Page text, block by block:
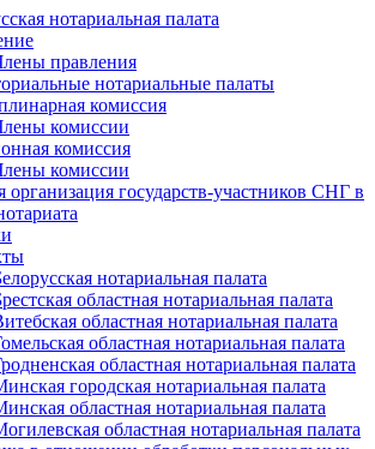
нотариальная палата
правления
нотариальные палаты
комиссия
комиссии
комиссия
комиссии
организация государств-участников СНГ в
нотариальная палата
областная нотариальная палата
областная нотариальная палата
областная нотариальная палата
областная нотариальная палата
городская нотариальная палата
областная нотариальная палата
областная нотариальная палата